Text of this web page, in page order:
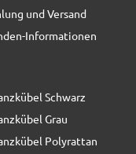
noch zu
und Versand
Informationen
Schwarz
Grau
Polyrattan